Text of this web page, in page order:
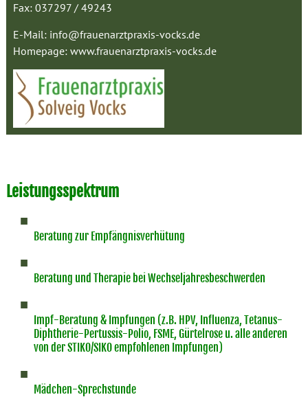
Fax: 037297 / 49243
E-Mail: info@frauenarztpraxis-vocks.de
Homepage: www.frauenarztpraxis-vocks.de
Leistungsspektrum
Beratung zur Empfängnisverhütung
Beratung und Therapie bei Wechseljahresbeschwerden
Impf-Beratung & Impfungen (z.B. HPV, Influenza, Tetanus-
Diphtherie-Pertussis-Polio, FSME, Gürtelrose u. alle anderen
von der STIKO/SIKO empfohlenen Impfungen)
Mädchen-Sprechstunde